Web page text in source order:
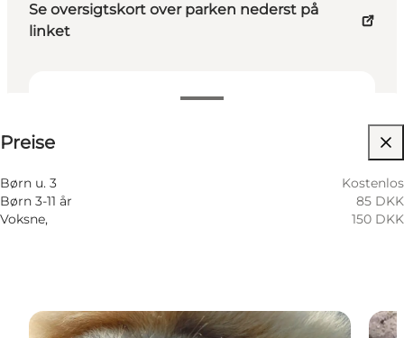
Se oversigtskort over parken nederst på
linket
Preise
Børn u. 3
Kostenlos
Børn 3-11 år
85 DKK
Voksne,
150 DKK